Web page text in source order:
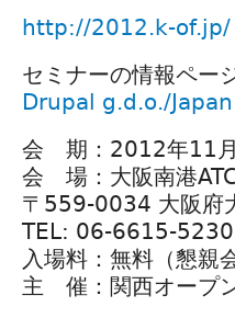
http://2012.k-of.jp/
セミナーの情報ペー
Drupal g.d.o./
会 期：2012年11
会 場：大阪南港
〒559-0034 大阪府
TEL: 06-6615-5230
入場料：無料（懇親
主 催：関西オープ